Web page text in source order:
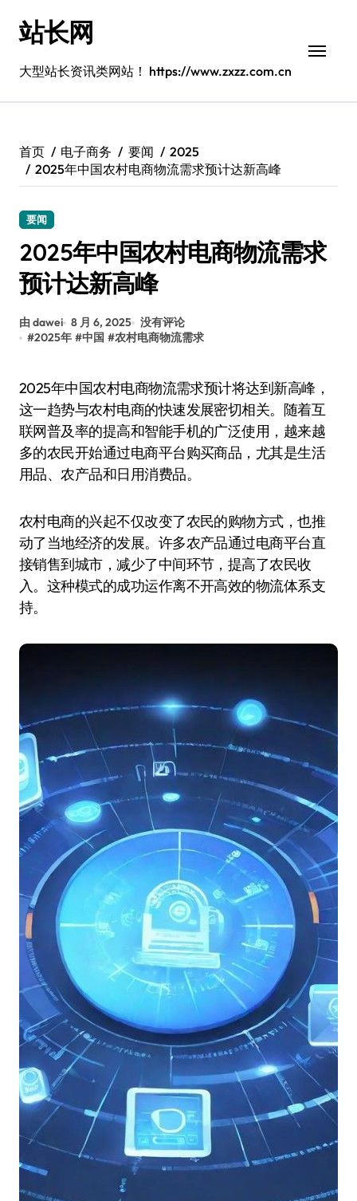
站长网
大型站长资讯类网站！ https://www.zxzz.com.cn
首页 电子商务 要闻
2025
2025年中国农村电商物流需求预计达新高峰
要闻
2025年中国农村电商物流需求
预计达新高峰
由 dawei 8 月 6, 2025 没有评论
#2025年 #中国 #农村电商物流需求
2025年中国农村电商物流需求预计将达到新高峰，
这一趋势与农村电商的快速发展密切相关。随着互
联网普及率的提高和智能手机的广泛使用，越来越
多的农民开始通过电商平台购买商品，尤其是生活
用品、农产品和日用消费品。
农村电商的兴起不仅改变了农民的购物方式，也推
动了当地经济的发展。许多农产品通过电商平台直
接销售到城市，减少了中间环节，提高了农民收
入。这种模式的成功运作离不开高效的物流体系支
持。